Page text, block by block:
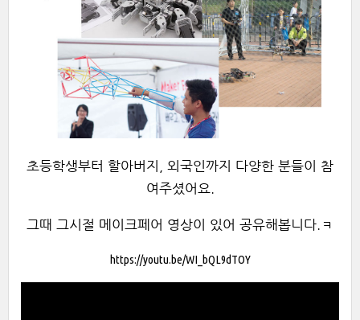
초등학생부터 할아버지, 외국인까지 다양한 분들이 참
여주셨어요.
그때 그시절 메이크페어 영상이 있어 공유해봅니다.ㅋ
https://youtu.be/WI_bQL9dTOY